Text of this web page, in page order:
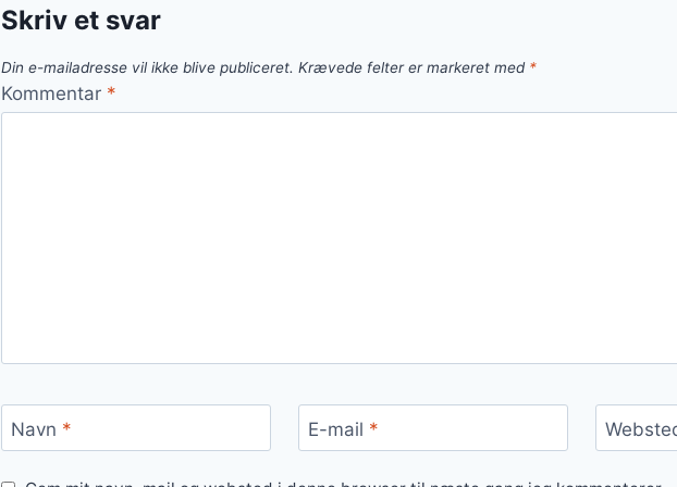
Skriv et svar
Din e-mailadresse vil ikke blive publiceret. Krævede felter er markeret med *
Kommentar *
Navn * E-mail *